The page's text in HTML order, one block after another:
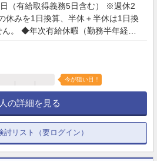
日夜間勤務手当：200円/時（18時〜
象） ・日祝勤務手当：200円/時（最
による勤務時など） ※開局時間に伴
（有給取得義務5日含む） ※週休2
休みを1日換算、半休＋半休は1日換
。 ◆年次有給休暇（勤務半年経過
間 ※多胎妊娠の場合14週間 ◆産後
の結婚5日・忌引き最大7日・配偶
き2日・家屋の消失、倒壊等の災害
今が狙い目！
の詳細を見る
討リスト（要ログイン）